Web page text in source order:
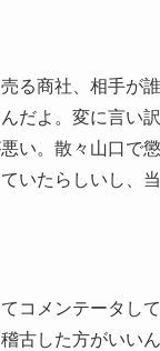
る商社、相手が
だよ。変に言い
い。散々山口で
いたらしいし、
コメンテータし
古した方がいい